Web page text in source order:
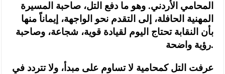
المحامي الأردني. وهو ما دفع التل، صاحبة المسيرة
المهنية الحافلة، إلى التقدم نحو الواجهة، إيماناً منها
بأن النقابة تحتاج اليوم لقيادة قوية، شجاعة، وصاحبة
رؤية واضحة.
عرفت التل كمحامية لا تساوم على مبدأ، ولا تتردد في